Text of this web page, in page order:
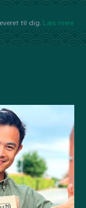
til dig. Læs mere